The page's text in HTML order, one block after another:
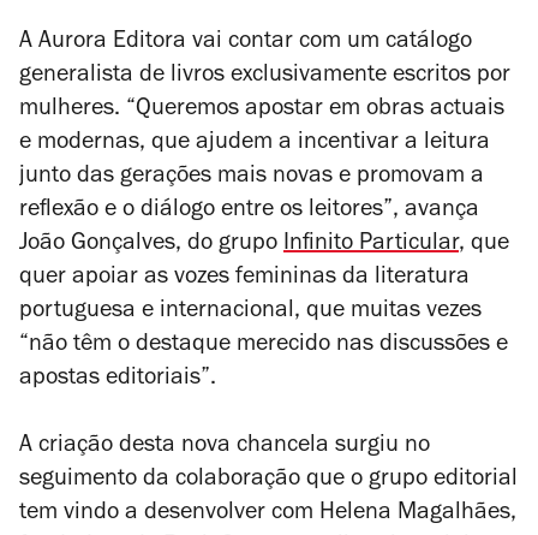
A Aurora Editora vai contar com um catálogo
generalista de livros exclusivamente escritos por
mulheres. “Queremos apostar em obras actuais
e modernas, que ajudem a incentivar a leitura
junto das gerações mais novas e promovam a
reflexão e o diálogo entre os leitores”, avança
João Gonçalves, do grupo Infinito Particular, que
quer apoiar as vozes femininas da literatura
portuguesa e internacional, que muitas vezes
“não têm o destaque merecido nas discussões e
apostas editoriais”.
A criação desta nova chancela surgiu no
seguimento da colaboração que o grupo editorial
tem vindo a desenvolver com Helena Magalhães,